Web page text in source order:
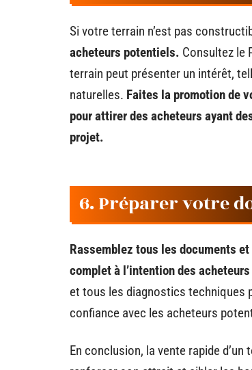
Si votre terrain n’est pas
acheteurs potentiels. Consultez le
terrain peut présenter un intérêt,
naturelles. Faites la promotion de
pour attirer des acheteurs ayant
projet.
6. Préparer votre
Rassemblez tous les documents
complet à l’intention des
et tous les diagnostics techniques
confiance avec les acheteurs
En conclusion, la vente rapide